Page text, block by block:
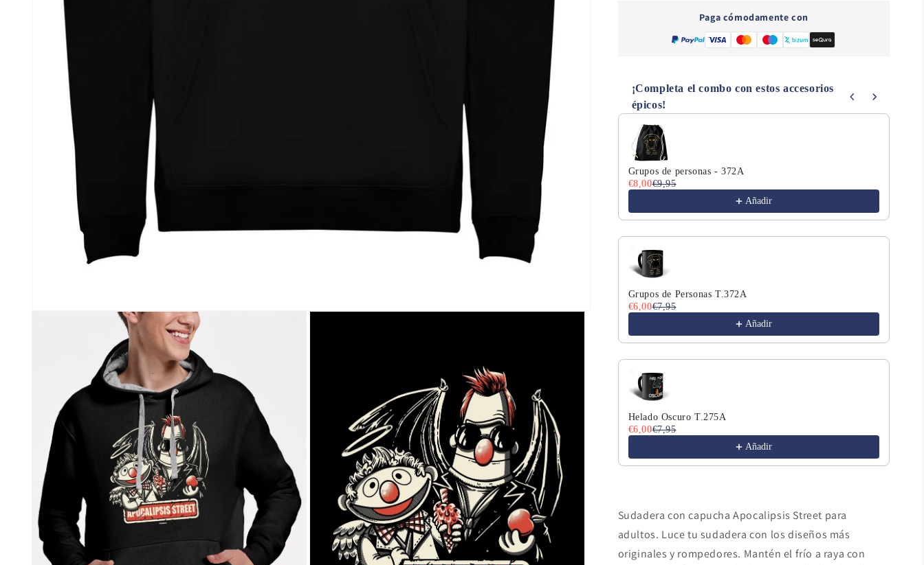
194
Paga cómodamente con
¡Completa el combo con estos accesorios
épicos!
Use the Previous and Next buttons to navigate through
Grupos de personas - 372A
€8,00€9,95
Añadir
Grupos de Personas T.372A
€6,00€7,95
Añadir
Helado Oscuro T.275A
€6,00€7,95
Añadir
Sudadera con capucha Apocalipsis Street para
adultos. Luce tu sudadera con los diseños más
originales y rompedores. Mantén el frío a raya con